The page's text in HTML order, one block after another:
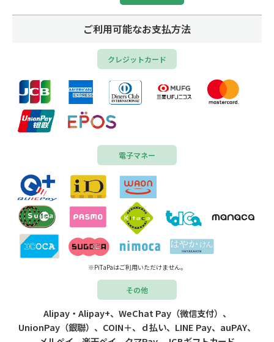
ご利用可能なお支払方法
クレジットカード
電子マネー
※PiTaPaはご利用いただけません。
その他
Alipay・Alipay+、WeChat Pay（微信支付）、
UnionPay（銀聯）、COIN＋、ｄ払い、LINE Pay、auPAY、